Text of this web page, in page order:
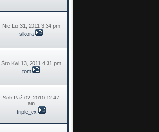
Nie Lip 31, 2011 3:34 pm
sikora
Śro Kwi 13, 2011 4:31 pm
tom
Sob Paź 02, 2010 12:47
am
triple_ex